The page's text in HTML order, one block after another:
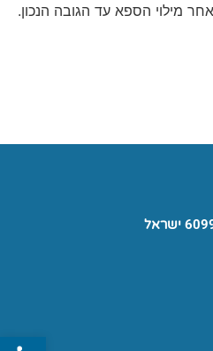
מילוי הספא עד הגובה הנכון.